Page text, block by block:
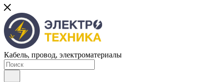
Кабель, провод, электроматериалы